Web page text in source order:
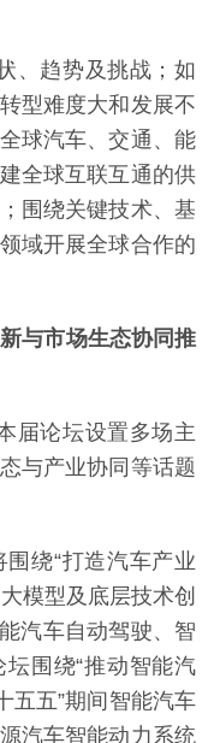
、趋势及挑战；如
型难度大和发展不
球汽车、交通、能
全球互联互通的供
围绕关键技术、基
域开展全球合作的
与市场生态协同推
届论坛设置多场主
与产业协同等话题
绕“打造汽车产业
模型及底层技术创
汽车自动驾驶、智
围绕“推动智能汽
五五”期间智能汽车
汽车智能动力系统